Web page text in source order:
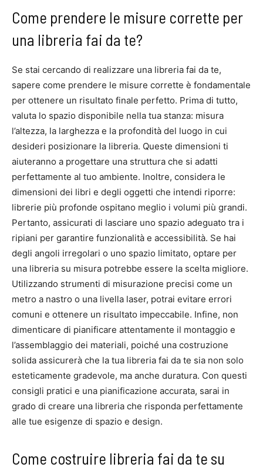
Come prendere le misure corrette per
una libreria fai da te?
Se stai cercando di realizzare una libreria fai da te,
sapere come prendere le misure corrette è fondamentale
per ottenere un risultato finale perfetto. Prima di tutto,
valuta lo spazio disponibile nella tua stanza: misura
l’altezza, la larghezza e la profondità del luogo in cui
desideri posizionare la libreria. Queste dimensioni ti
aiuteranno a progettare una struttura che si adatti
perfettamente al tuo ambiente. Inoltre, considera le
dimensioni dei libri e degli oggetti che intendi riporre:
librerie più profonde ospitano meglio i volumi più grandi.
Pertanto, assicurati di lasciare uno spazio adeguato tra i
ripiani per garantire funzionalità e accessibilità. Se hai
degli angoli irregolari o uno spazio limitato, optare per
una libreria su misura potrebbe essere la scelta migliore.
Utilizzando strumenti di misurazione precisi come un
metro a nastro o una livella laser, potrai evitare errori
comuni e ottenere un risultato impeccabile. Infine, non
dimenticare di pianificare attentamente il montaggio e
l’assemblaggio dei materiali, poiché una costruzione
solida assicurerà che la tua libreria fai da te sia non solo
esteticamente gradevole, ma anche duratura. Con questi
consigli pratici e una pianificazione accurata, sarai in
grado di creare una libreria che risponda perfettamente
alle tue esigenze di spazio e design.
Come costruire libreria fai da te su